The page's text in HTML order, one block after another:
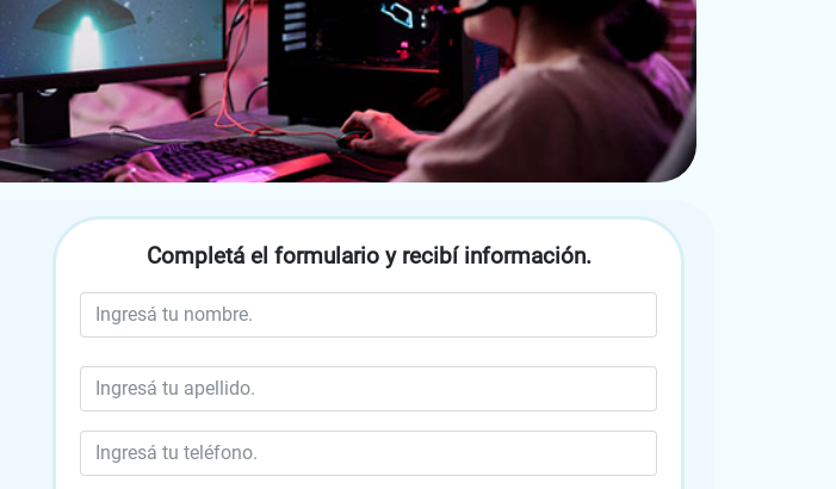
Completá el formulario y recibí información.